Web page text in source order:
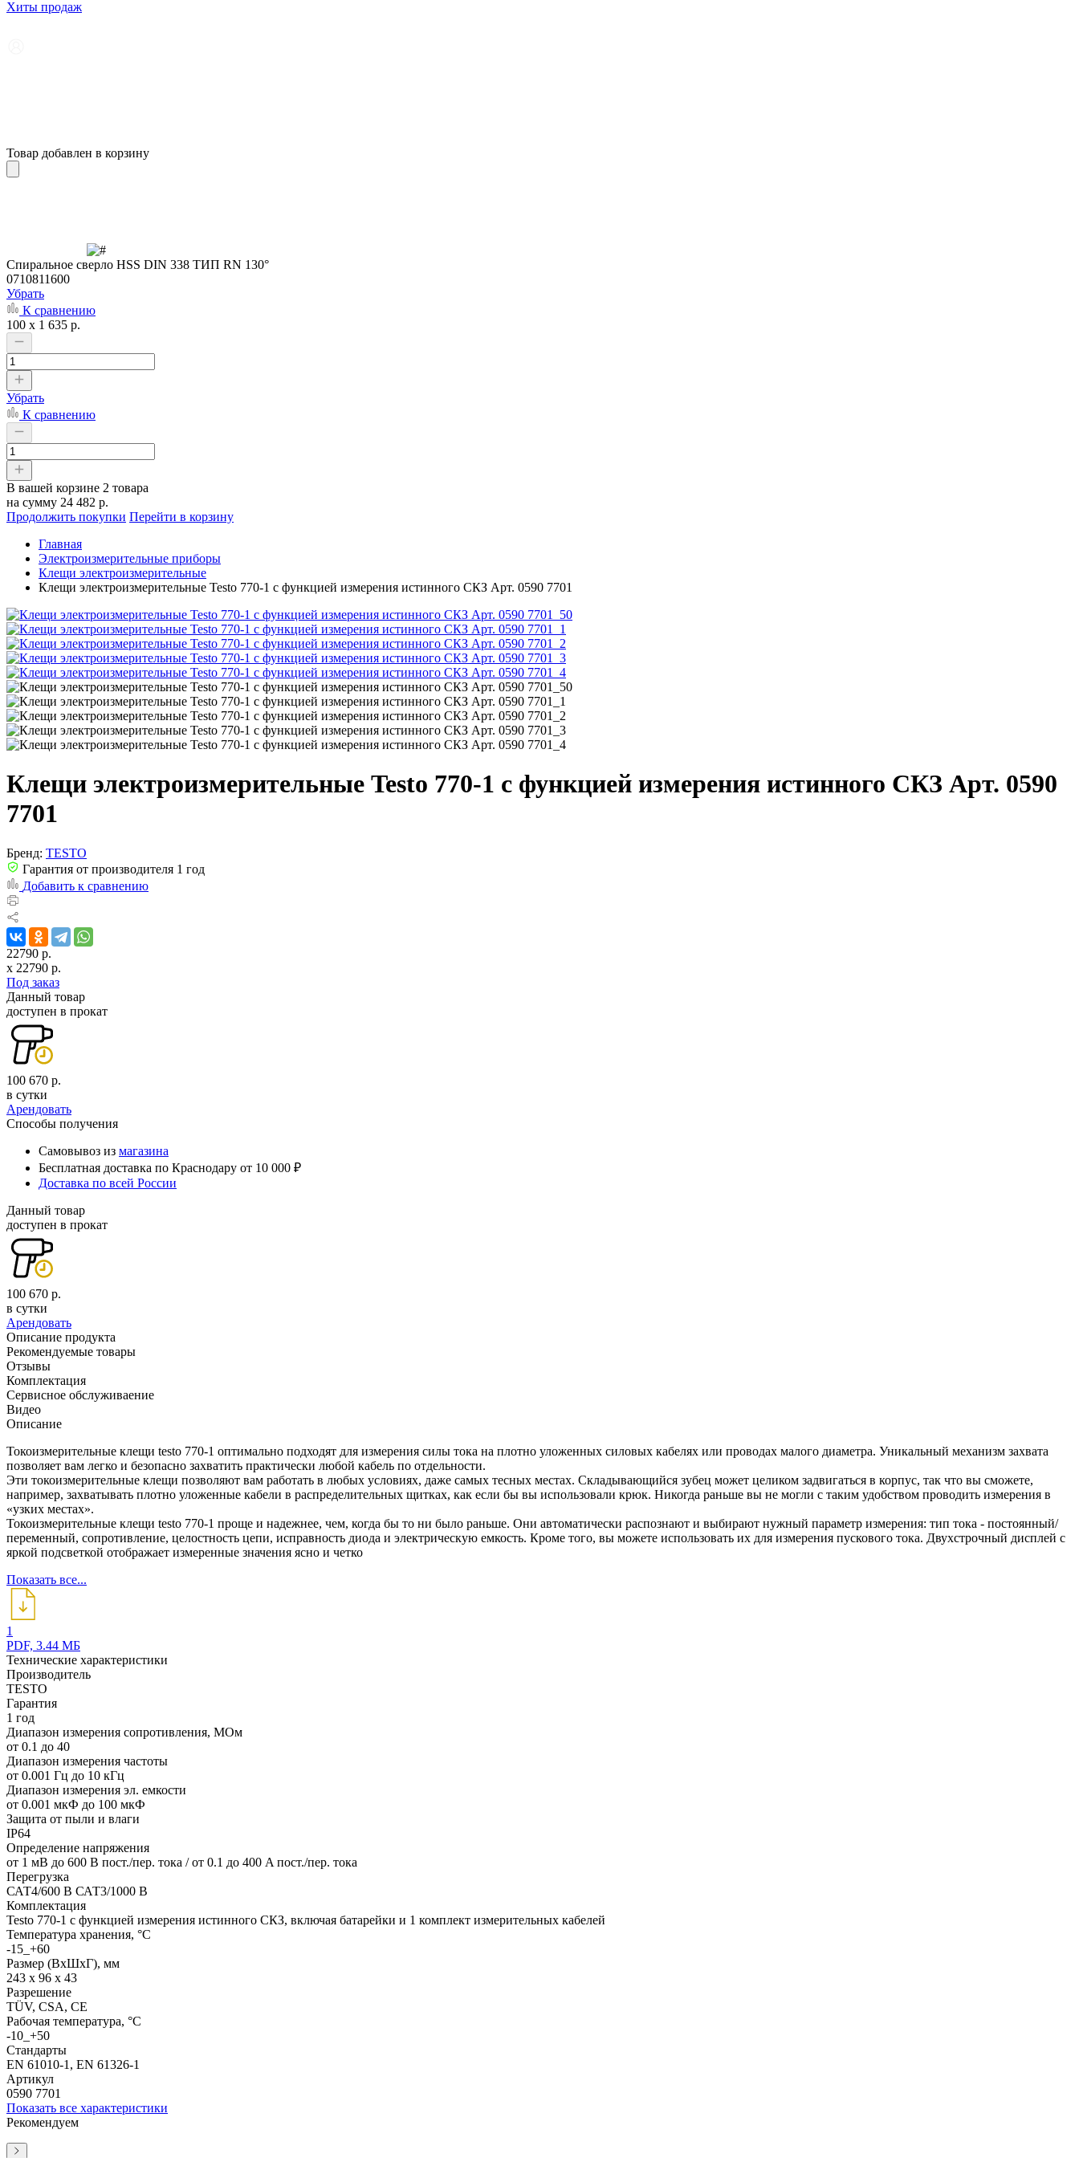
Хиты продаж
Товар добавлен в корзину
Cпиральное сверло HSS DIN 338 ТИП RN 130°
0710811600
Убрать
К сравнению
100 x 1 635 р.
Убрать
К сравнению
В вашей корзине 2 товара
на сумму 24 482 р.
Продолжить покупки Перейти в корзину
Главная
Электроизмерительные приборы
Клещи электроизмерительные
Клещи электроизмерительные Testo 770-1 с функцией измерения истинного СКЗ Арт. 0590 7701
Клещи электроизмерительные Testo 770-1 с функцией измерения истинного СКЗ Арт. 0590
7701
Бренд: TESTO
Гарантия от производителя 1 год
Добавить к сравнению
22790 р.
x 22790 р.
Под заказ
Данный товар
доступен в прокат
100 670 р.
в сутки
Арендовать
Способы получения
Самовывоз из магазина
Бесплатная доставка по Краснодару от 10 000 ₽
Доставка по всей России
Данный товар
доступен в прокат
100 670 р.
в сутки
Арендовать
Описание продукта
Рекомендуемые товары
Отзывы
Комплектация
Сервисное обслуживаение
Видео
Описание
Токоизмерительные клещи testo 770-1 оптимально подходят для измерения силы тока на плотно уложенных силовых кабелях или проводах малого диаметра. Уникальный механизм захвата
позволяет вам легко и безопасно захватить практически любой кабель по отдельности.
Эти токоизмерительные клещи позволяют вам работать в любых условиях, даже самых тесных местах. Складывающийся зубец может целиком задвигаться в корпус, так что вы сможете,
например, захватывать плотно уложенные кабели в распределительных щитках, как если бы вы использовали крюк. Никогда раньше вы не могли с таким удобством проводить измерения в
«узких местах».
Токоизмерительные клещи testo 770-1 проще и надежнее, чем, когда бы то ни было раньше. Они автоматически распознают и выбирают нужный параметр измерения: тип тока - постоянный/
переменный, сопротивление, целостность цепи, исправность диода и электрическую емкость. Кроме того, вы можете использовать их для измерения пускового тока. Двухстрочный дисплей с
яркой подсветкой отображает измеренные значения ясно и четко
Показать все...
1
PDF, 3.44 МБ
Технические характеристики
Производитель
TESTO
Гарантия
1 год
Диапазон измерения сопротивления, МОм
от 0.1 до 40
Диапазон измерения частоты
от 0.001 Гц до 10 кГц
Диапазон измерения эл. емкости
от 0.001 мкФ до 100 мкФ
Защита от пыли и влаги
IP64
Определение напряжения
от 1 мВ до 600 В пост./пер. тока / от 0.1 до 400 A пост./пер. тока
Перегрузка
САТ4/600 В САТ3/1000 В
Комплектация
Testo 770-1 с функцией измерения истинного СКЗ, включая батарейки и 1 комплект измерительных кабелей
Температура хранения, °C
-15_+60
Размер (ВхШхГ), мм
243 x 96 x 43
Разрешение
TÜV, CSA, CE
Рабочая температура, °C
-10_+50
Стандарты
EN 61010-1, EN 61326-1
Артикул
0590 7701
Показать все характеристики
Рекомендуем